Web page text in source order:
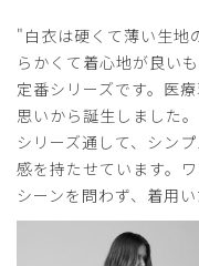
ご購入者様
購入確認済み
年齢:50代 身長:166-
おすすめサイズはLで
はちょうどでした。
"白衣は硬くて薄い生地
らかくて着心地が良い
定番シリーズです。医
思いから誕生しました。
シリーズ通して、シン
感を持たせています。
シーンを問わず、着用い